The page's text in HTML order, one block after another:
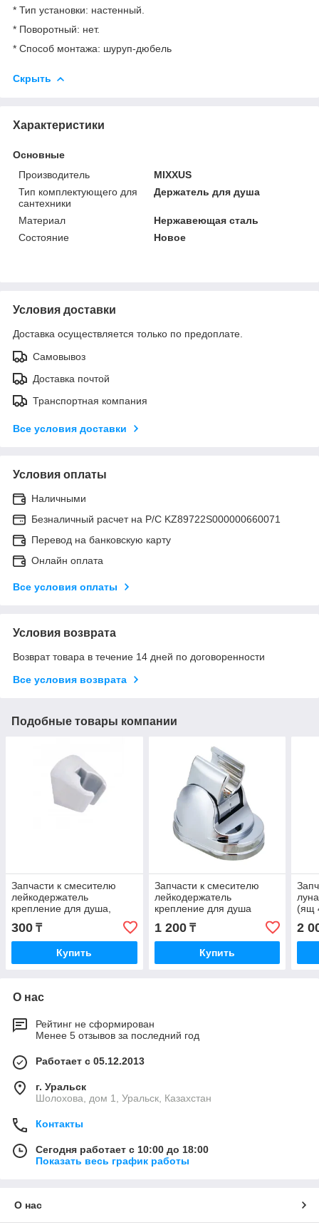
* Тип установки: настенный.
* Поворотный: нет.
* Способ монтажа: шуруп-дюбель
Скрыть
Характеристики
Основные
Производитель
MIXXUS
Тип комплектующего для
сантехники
Держатель для душа
Материал
Нержавеющая сталь
Состояние
Новое
Условия доставки
Доставка осуществляется только по предоплате.
Самовывоз
Доставка почтой
Транспортная компания
Все условия доставки
Условия оплаты
Наличными
Безналичный расчет на Р/С KZ89722S000000660071
Перевод на банковскую карту
Онлайн оплата
Все условия оплаты
Условия возврата
Возврат товара в течение 14 дней по договоренности
Все условия возврата
Подобные товары компании
Запчасти к смесителю
лейкодержатель
крепление для душа,
белое 01W Zerix
300 ₸
Купить
Запчасти к смесителю
лейкодержатель
крепление для душа
DC9038 *
1 200₸
Купить
(ящ
2
О нас
Рейтинг не сформирован
Менее 5 отзывов за последний год
Работает с 05.12.2013
г. Уральск
Шолохова, дом 1, Уральск, Казахстан
Контакты
Сегодня работает с 10:00 до 18:00
Показать весь график работы
О нас